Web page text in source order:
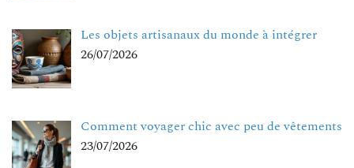
Les objets artisanaux du monde à intégrer
26/07/2026
Comment voyager chic avec peu de vêtements
23/07/2026